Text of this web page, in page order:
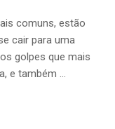
comuns, estão
cair para uma
golpes que mais
e também ...